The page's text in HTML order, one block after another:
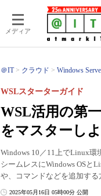
メディア
＠IT クラウド Windows
WSL活用の第
をマスターし
WSLスターターガイド
Windows 10／11上でLinux環
シームレスにWindows OSと
や、コマンドなどを追加する
2025年05月16日 05時00分 公開